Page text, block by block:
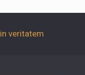
in veritatem